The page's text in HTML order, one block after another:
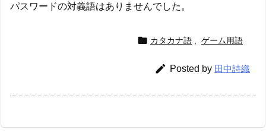
パスワードの対義語はありませんでした。
 カタカナ語 ゲーム用語
 Posted by 田中詩織